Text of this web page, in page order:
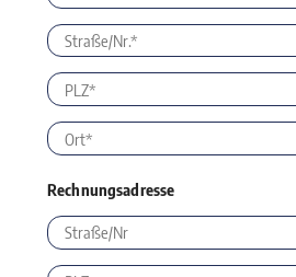
Rechnungsadresse